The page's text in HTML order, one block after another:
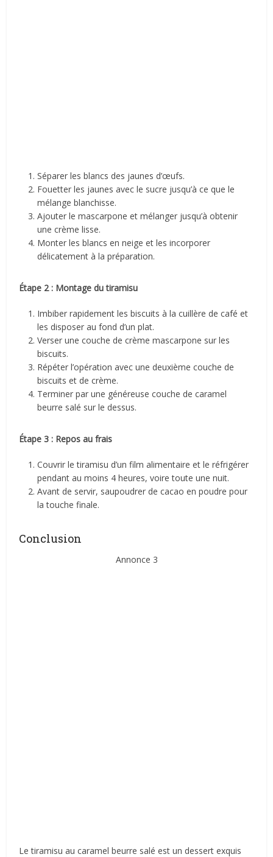
Séparer les blancs des jaunes d’œufs.
Fouetter les jaunes avec le sucre jusqu’à ce que le
mélange blanchisse.
Ajouter le mascarpone et mélanger jusqu’à obtenir
une crème lisse.
Monter les blancs en neige et les incorporer
délicatement à la préparation.
Étape 2 : Montage du tiramisu
Imbiber rapidement les biscuits à la cuillère de café et
les disposer au fond d’un plat.
Verser une couche de crème mascarpone sur les
biscuits.
Répéter l’opération avec une deuxième couche de
biscuits et de crème.
Terminer par une généreuse couche de caramel
beurre salé sur le dessus.
Étape 3 : Repos au frais
Couvrir le tiramisu d’un film alimentaire et le réfrigérer
pendant au moins 4 heures, voire toute une nuit.
Avant de servir, saupoudrer de cacao en poudre pour
la touche finale.
Conclusion
Annonce 3
Le tiramisu au caramel beurre salé est un dessert exquis